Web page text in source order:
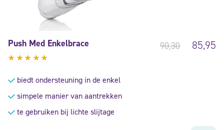
Push Med Enkelbrace 90,30 85,95
5.00 uit
5 biedt ondersteuning in de enkel
simpele manier van aantrekken
te gebruiken bij lichte slijtage